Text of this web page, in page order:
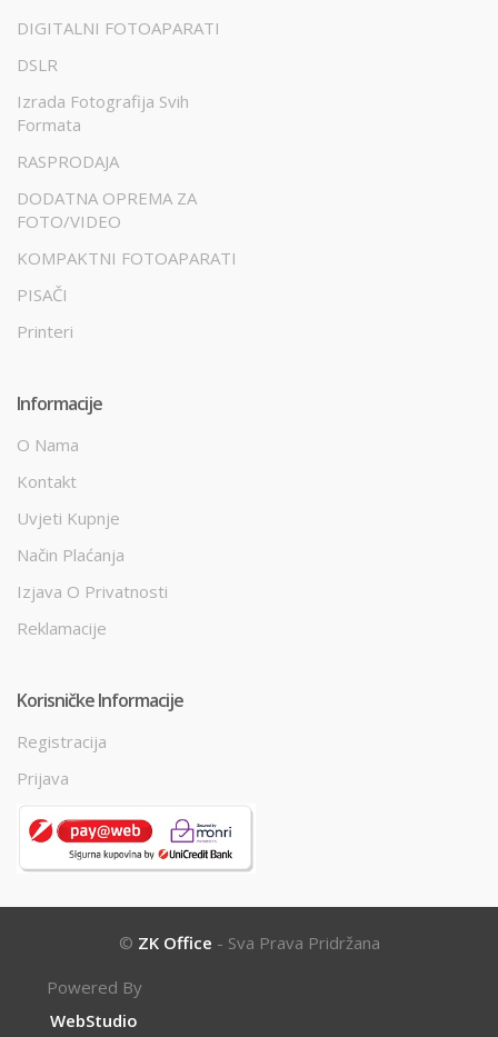
DIGITALNI FOTOAPARATI
DSLR
Izrada Fotografija Svih
Formata
RASPRODAJA
DODATNA OPREMA ZA
FOTO/VIDEO
KOMPAKTNI FOTOAPARATI
PISAČI
Printeri
Informacije
O Nama
Kontakt
Uvjeti Kupnje
Način Plaćanja
Izjava O Privatnosti
Reklamacije
Korisničke Informacije
Registracija
Prijava
© ZK Office - Sva Prava Pridržana
Powered By
WebStudio